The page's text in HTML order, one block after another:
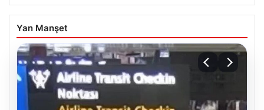
Yan Manşet